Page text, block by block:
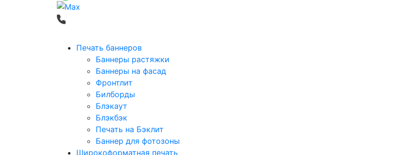
Печать баннеров
Баннеры растяжки
Баннеры на фасад
Фронтлит
Билборды
Блэкаут
Блэкбэк
Печать на Бэклит
Баннер для фотозоны
Широкоформатная печать